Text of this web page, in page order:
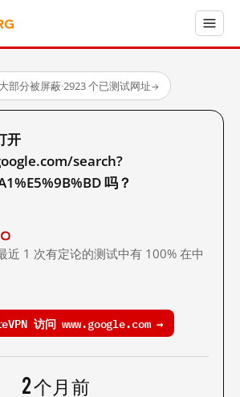
大部分被屏蔽·2923 个已测试网址→
开
search?
吗？
1 次有定论的测试中有 100% 在中
访问 www.google.com →
2 个月前